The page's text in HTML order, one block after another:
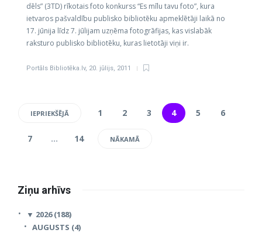
dēls” (3TD) rīkotais foto konkurss “Es mīlu tavu foto”, kura
ietvaros pašvaldību publisko bibliotēku apmeklētāji laikā no
17. jūnija līdz 7. jūlijam uzņēma fotogrāfijas, kas vislabāk
raksturo publisko bibliotēku, kuras lietotāji viņi ir.
Portāls Bibliotēka.lv, 20. jūlijs, 2011
IEPRIEKŠĒJĀ 1 2 3 4 5 6
7 … 14 NĀKAMĀ
Ziņu arhīvs
▼ 2026 (188)
AUGUSTS (4)